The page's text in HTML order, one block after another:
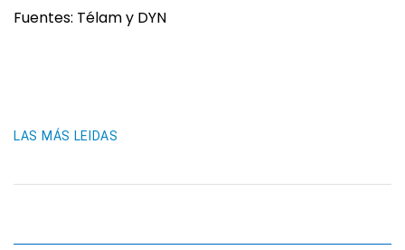
Fuentes: Télam y DYN
LAS MÁS LEIDAS